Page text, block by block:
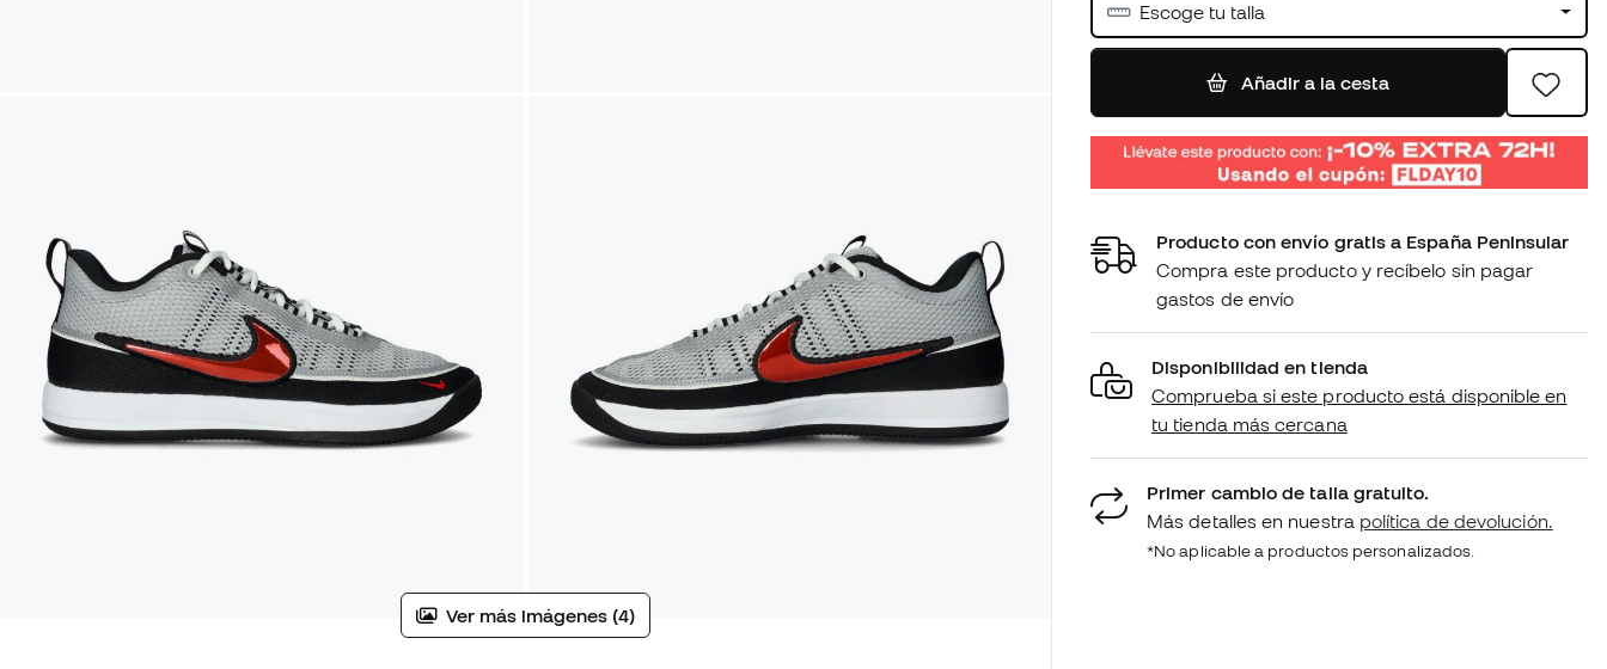
Ver más imágenes (4)
Escoge tu talla
Añadir a la cesta
Producto con envío gratis a España Peninsular
Compra este producto y recíbelo sin pagar
gastos de envío
Disponibilidad en tienda
Comprueba si este producto está disponible en
tu tienda más cercana
Primer cambio de talla gratuito.
Más detalles en nuestra política de devolución.
*No aplicable a productos personalizados.